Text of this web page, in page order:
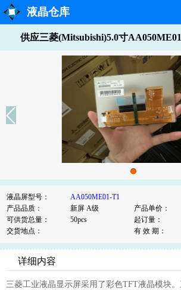
液晶仓库
供应三菱(Mitsubishi)5.0寸
液晶屏型号：
AA050ME01-T1
产品品质：
新屏 A级 产品单价：
可供货总量：
50pcs 起订量：
交货地点：
有 效 期：
详细内容
三菱工业液晶显示屏采用了彩色TFT液晶模块